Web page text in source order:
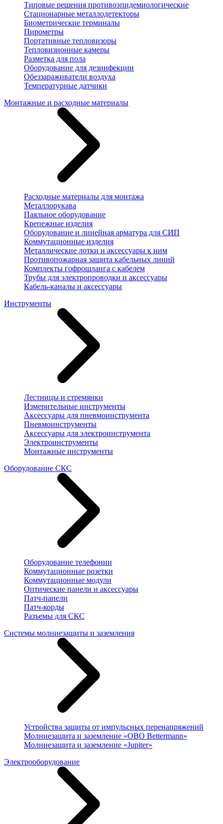
Типовые решения противоэпидемиологические
Стационарные металлодетекторы
Биометрические терминалы
Пирометры
Портативные тепловизоры
Тепловизионные камеры
Разметка для пола
Оборудование для дезинфекции
Обеззараживатели воздуха
Температурные датчики
Монтажные и расходные материалы
Расходные материалы для монтажа
Металлорукава
Паяльное оборудование
Крепежные изделия
Оборудование и линейная арматура для СИП
Коммутационные изделия
Металлические лотки и аксессуары к ним
Противопожарная защита кабельных линий
Комплекты гофрошланга с кабелем
Трубы для электропроводки и аксессуары
Кабель-каналы и аксессуары
Инструменты
Лестницы и стремянки
Измерительные инструменты
Аксессуары для пневмоинструмента
Пневмоинструменты
Аксессуары для электроинструмента
Электроинструменты
Монтажные инструменты
Оборудование СКС
Оборудование телефонии
Коммутационные розетки
Коммутационные модули
Оптические панели и аксессуары
Патч-панели
Патч-корды
Разъемы для СКС
Системы молниезащиты и заземления
Устройства защиты от импульсных перенапряжений
Молниезащита и заземление «OBO Bettermann»
Молниезащита и заземление «Jupiter»
Электрооборудование